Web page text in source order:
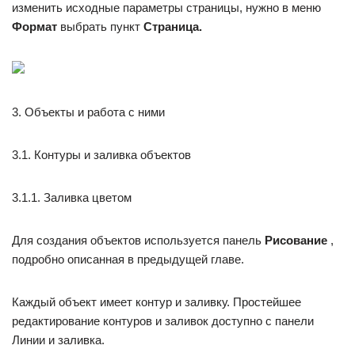
изменить исходные параметры страницы, нужно в меню
Формат выбрать пункт Страница.
3. Объекты и работа с ними
3.1. Контуры и заливка объектов
3.1.1. Заливка цветом
Для создания объектов используется панель Рисование ,
подробно описанная в предыдущей главе.
Каждый объект имеет контур и заливку. Простейшее
редактирование контуров и заливок доступно с панели
Линии и заливка.